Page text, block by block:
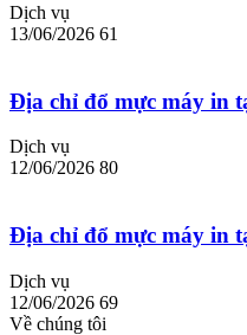
Dịch vụ
13/06/2026 61
Địa chỉ đổ mực máy in
Dịch vụ
12/06/2026 80
Địa chỉ đổ mực máy in
Dịch vụ
12/06/2026 69
Về chúng tôi